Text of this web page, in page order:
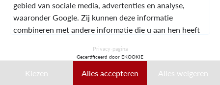
© 2026 Laura Vita
ONTWORPEN DOOR LOBSTTER
gebied van sociale media, advertenties en analyse,
waaronder Google. Zij kunnen deze informatie
combineren met andere informatie die u aan hen heeft
Deze gegevens kunnen met name worden gebruikt voor
Privacy-pagina
Gecertificeerd door EKOOKIE
Kiezen Alles accepteren Alles weigeren